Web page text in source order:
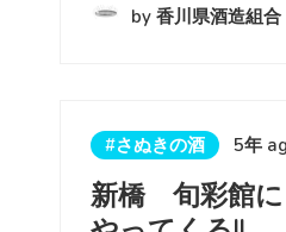
by 香川県酒造組合
#さぬきの酒 5年
新橋 旬彩館